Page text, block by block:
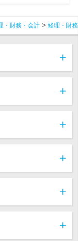
・財務・会計 経理・財務